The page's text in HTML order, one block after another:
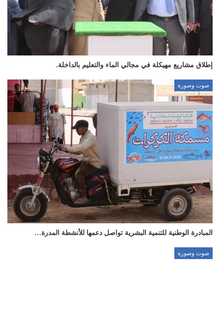
إطلاق مشاريع مهيكلة في مجالي الماء والتعليم بالداخلة.
صوت وصورة
المبادرة الوطنية للتنمية البشرية تواصل دعمها للأنشطة المدرة…
صوت وصورة